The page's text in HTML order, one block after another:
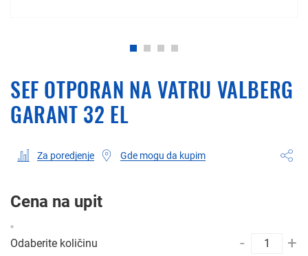
SEF OTPORAN NA VATRU VALBERG
GARANT 32 EL
Za poredjenje Gde mogu da kupim
Cena na upit
Odaberite količinu - +